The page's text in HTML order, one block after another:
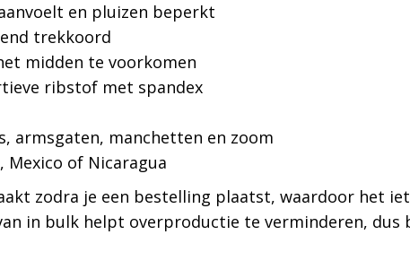
en pluizen beperkt
trekkoord
midden te voorkomen
ribstof met spandex
armsgaten, manchetten en zoom
of Nicaragua
zodra je een bestelling plaatst, waardoor het
in bulk helpt overproductie te verminderen,